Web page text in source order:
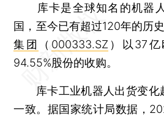
库卡是全球知名的机器人
国，至今已有超过120年的历
集团
（ 000333.SZ ）以37
94.55%股份的收购。
库卡工业机器人出货变化
一致。据国家统计局数据，